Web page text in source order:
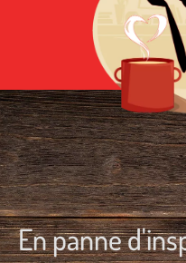
En panne